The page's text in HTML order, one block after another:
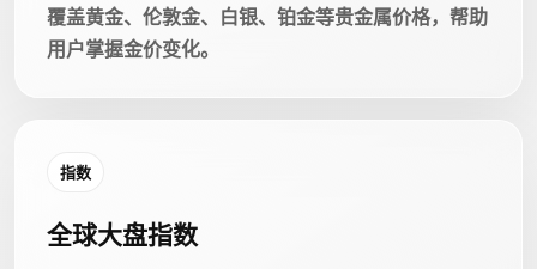
覆盖黄金、伦敦金、白银、铂金等贵金属价格，帮助
用户掌握金价变化。
指数
全球大盘指数